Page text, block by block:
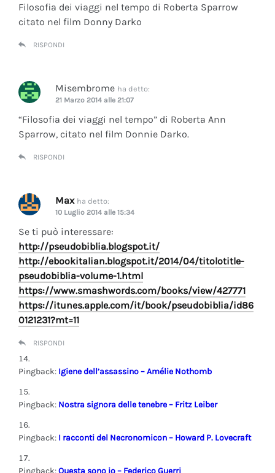
Filosofia dei viaggi nel tempo di Roberta Sparrow
citato nel film Donny Darko
RISPONDI
Misembrome ha detto:
21 Marzo 2014 alle 21:07
“Filosofia dei viaggi nel tempo” di Roberta Ann
Sparrow, citato nel film Donnie Darko.
RISPONDI
Max ha detto:
10 Luglio 2014 alle 15:34
Se ti può interessare:
http://pseudobiblia.blogspot.it/
http://ebookitalian.blogspot.it/2014/04/titolotitle-
pseudobiblia-volume-1.html
https://www.smashwords.com/books/view/427771
https://itunes.apple.com/it/book/pseudobiblia/id86
0121231?mt=11
RISPONDI
Pingback: Igiene dell’assassino – Amélie Nothomb
Pingback: Nostra signora delle tenebre – Fritz Leiber
Pingback: I racconti del Necronomicon – Howard P. Lovecraft
Pingback:Questa sono io – Federico Guerri